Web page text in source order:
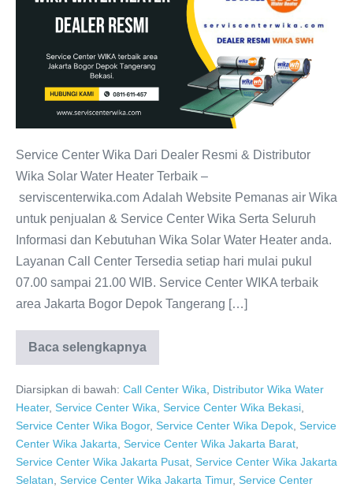
Dealer
Resmi
Citra
Wahana
Lestari
Service Center Wika Dari Dealer Resmi & Distributor
Wika Solar Water Heater Terbaik –
serviscenterwika.com Adalah Website Pemanas air Wika
untuk penjualan & Service Center Wika Serta Seluruh
Informasi dan Kebutuhan Wika Solar Water Heater anda.
Layanan Call Center Tersedia setiap hari mulai pukul
07.00 sampai 21.00 WIB. Service Center WIKA terbaik
area Jakarta Bogor Depok Tangerang […]
Baca selengkapnya
Service
Center
Dari
Dealer
Resmi
PT.
Citra
Wahana
Lestari
Diarsipkan di bawah: Call Center Wika
Distributor Wika Water
Heater, Service Center Wika Service Center Wika Bekasi
Service Center Wika Bogor, Service Center Wika Depok Service
Center Wika Jakarta
Service Center Wika Jakarta Barat
Service Center Wika Jakarta Pusat Service Center Wika Jakarta
Selatan
Service Center Wika Jakarta Timur, Service Center